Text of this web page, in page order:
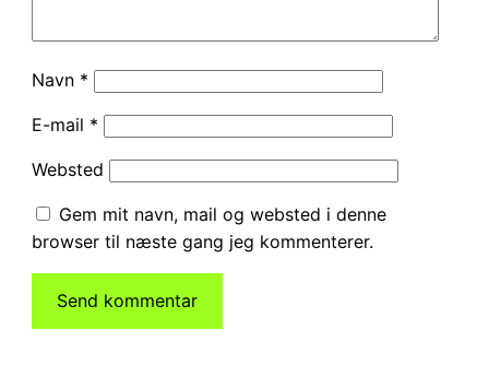
Navn *
E-mail *
Websted
Gem mit navn, mail og websted i denne
browser til næste gang jeg kommenterer.